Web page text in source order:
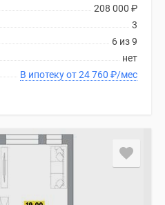
208 000 ₽
3
6 из 9
нет
В ипотеку от 24 760 ₽/мес